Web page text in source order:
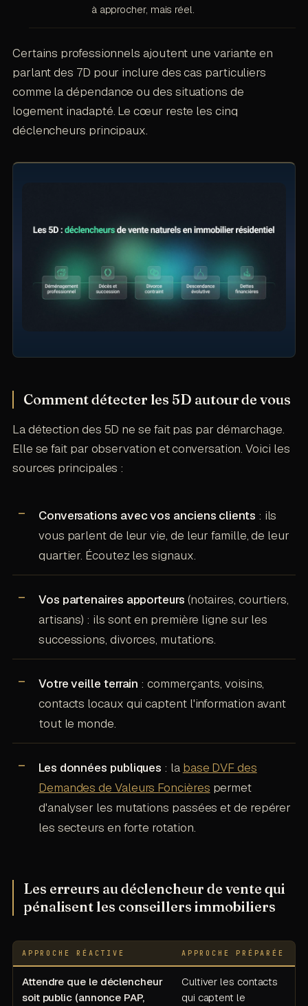
à approcher, mais réel.
Certains professionnels ajoutent une variante en
parlant des 7D pour inclure des cas particuliers
comme la dépendance ou des situations de
logement inadapté. Le cœur reste les cinq
déclencheurs principaux.
Comment détecter les 5D autour de vous
La détection des 5D ne se fait pas par démarchage.
Elle se fait par observation et conversation. Voici les
sources principales :
Conversations avec vos anciens clients : ils
vous parlent de leur vie, de leur famille, de leur
quartier. Écoutez les signaux.
Vos partenaires apporteurs (notaires, courtiers,
artisans) : ils sont en première ligne sur les
successions, divorces, mutations.
Votre veille terrain : commerçants, voisins,
contacts locaux qui captent l'information avant
tout le monde.
Les données publiques : la base DVF des
Demandes de Valeurs Foncières permet
d'analyser les mutations passées et de repérer
les secteurs en forte rotation.
Les erreurs au déclencheur de vente qui
pénalisent les conseillers immobiliers
APPROCHE RÉACTIVE APPROCHE PRÉPARÉE
Attendre que le déclencheur
soit public (annonce PAP,
Cultiver les contacts
qui captent le